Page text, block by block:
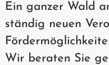
Ein ganzer Wald
ständig neuen
Wir beraten Sie